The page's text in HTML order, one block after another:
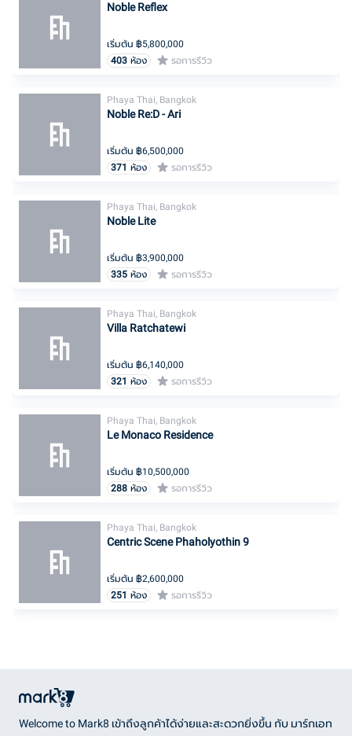
Noble Reflex
เริ่มต้น ฿5,800,000
403 ห้อง รอการรีวิว
Phaya Thai, Bangkok
Noble Re:D - Ari
เริ่มต้น ฿6,500,000
371 ห้อง รอการรีวิว
Phaya Thai, Bangkok
Noble Lite
เริ่มต้น ฿3,900,000
335 ห้อง รอการรีวิว
Phaya Thai, Bangkok
Villa Ratchatewi
เริ่มต้น ฿6,140,000
321 ห้อง รอการรีวิว
Phaya Thai, Bangkok
Le Monaco Residence
เริ่มต้น ฿10,500,000
288 ห้อง รอการรีวิว
Phaya Thai, Bangkok
Centric Scene Phaholyothin 9
เริ่มต้น ฿2,600,000
251 ห้อง รอการรีวิว
Welcome to Mark8 เข้าถึงลูกค้าได้ง่ายและสะดวกยิ่งขึ้น กับ มาร์กเอท